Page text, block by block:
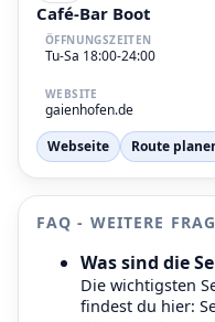
Café-Bar Boot
ÖFFNUNGSZEITEN
Tu-Sa 18:00-24:00
WEBSITE
gaienhofen.de
Webseite
Route
FAQ - WEITERE
Was sind die
Die wichtigsten
findest du hier: